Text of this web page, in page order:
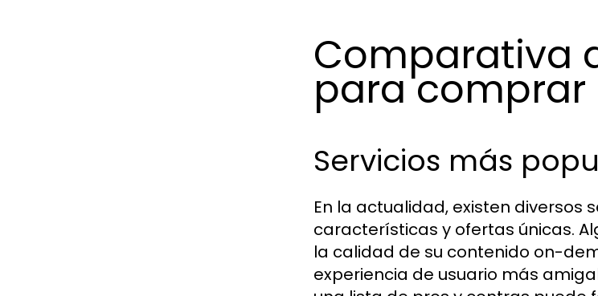
Comparativa
para comprar
Servicios más
En la actualidad, existen diversos
características y ofertas únicas.
la calidad de su contenido on-
experiencia de usuario más